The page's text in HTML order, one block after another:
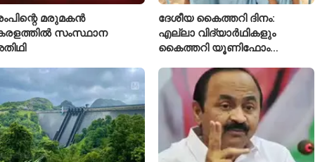
മരുമകൻ
സംസ്ഥാന
ദേശീയ കൈത്തറി ദിനം:
എല്ലാ വിദ്യാർഥികളും
കൈത്തറി യൂണിഫോം
സ്കൂൾ വേറിട്ട മാതൃക